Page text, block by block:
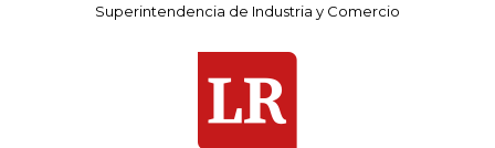
Superintendencia de Industria y Comercio